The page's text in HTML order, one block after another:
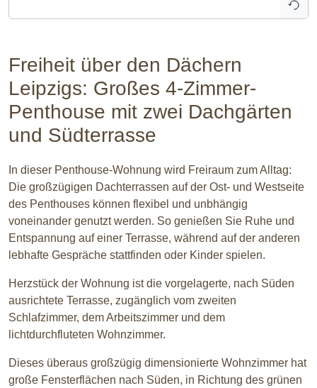
Freiheit über den Dächern
Leipzigs: Großes 4-Zimmer-
Penthouse mit zwei Dachgärten
und Südterrasse
In dieser Penthouse-Wohnung wird Freiraum zum Alltag:
Die großzügigen Dachterrassen auf der Ost- und Westseite
des Penthouses können flexibel und unbhängig
voneinander genutzt werden. So genießen Sie Ruhe und
Entspannung auf einer Terrasse, während auf der anderen
lebhafte Gespräche stattfinden oder Kinder spielen.
Herzstück der Wohnung ist die vorgelagerte, nach Süden
ausrichtete Terrasse, zugänglich vom zweiten
Schlafzimmer, dem Arbeitszimmer und dem
lichtdurchfluteten Wohnzimmer.
Dieses überaus großzügig dimensionierte Wohnzimmer hat
große Fensterflächen nach Süden, in Richtung des grünen